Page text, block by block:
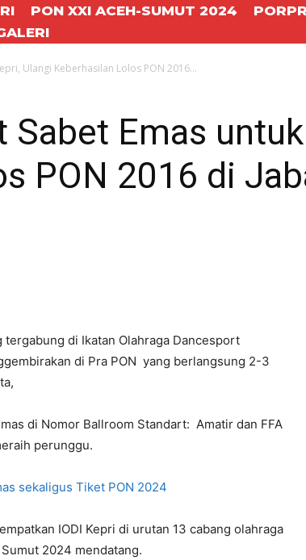
PON XXI ACEH-SUMUT 2024
Ulangi Keberhasilan Lolos PON 2016...
Emas
PON 2016 di
tergabung di Ikatan Olahraga Dancesport
di Pra PON yang berlangsung 2-3
di Nomor Ballroom Standart: Amatir dan FFA
perunggu.
sekaligus Tiket PON 2024
IODI Kepri di urutan 13 cabang olahraga
2024 mendatang.